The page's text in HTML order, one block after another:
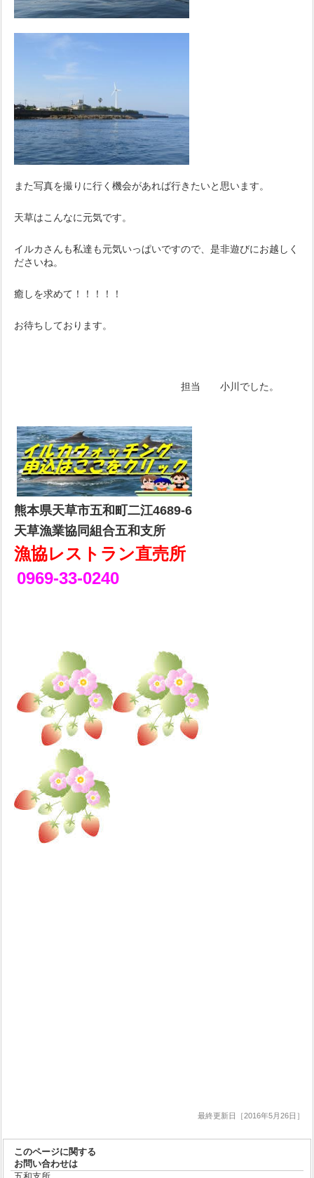
また写真を撮りに行く機会があれば行きたいと思います。
天草はこんなに元気です。
イルカさんも私達も元気いっぱいですので、是非遊びにお越しく
ださいね。
癒しを求めて！！！！！
お待ちしております。
担当 小川でした。
熊本県天草市五和町二江4689-6
天草漁業協同組合五和支所
漁協レストラン直売所
0969-33-0240
最終更新日［2016年5月26日］
このページに関する
お問い合わせは